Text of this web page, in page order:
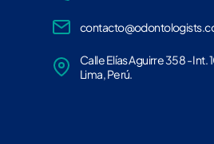
Calle Elías Aguirre 358 - Int.
Lima, Perú.